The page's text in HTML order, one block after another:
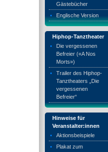
Gästebücher
Englische Version
Hiphop-Tanztheater
Die vergessenen
Befreier («A Nos
Morts»)
Trailer des Hiphop-
Tanztheaters „Die
vergessenen
Befreier“
Hinweise für
Veranstalter:innen
Aktionsbeispiele
Plakat zum